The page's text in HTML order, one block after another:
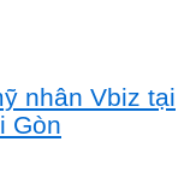
nhân Vbiz tại
Gòn